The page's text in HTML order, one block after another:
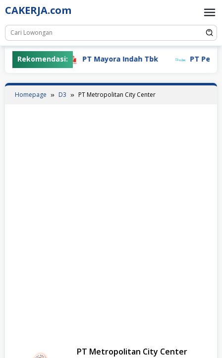
Skip
to
content
CAKERJA.com
Rekomendasi: PT Mayora Indah Tbk PT Pertiwi
Homepage D3 PT Metropolitan City Center
PT Metropolitan City Center